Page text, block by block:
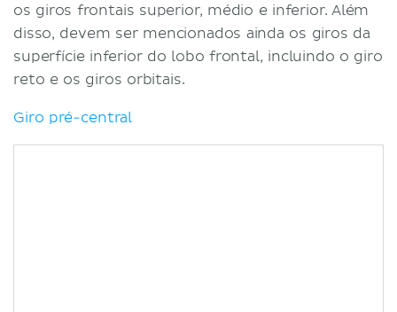
os giros frontais superior, médio e inferior. Além
disso, devem ser mencionados ainda os giros da
superfície inferior do lobo frontal, incluindo o giro
reto e os giros orbitais.
Giro pré-central